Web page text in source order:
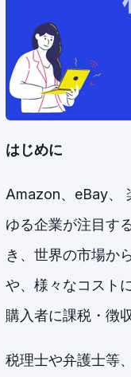
はじめに
Amazon、eBay、
ゆる企業が注目す
き、世界の市場か
や、様々なコスト
購入者に課税・徴
税理士や弁護士等